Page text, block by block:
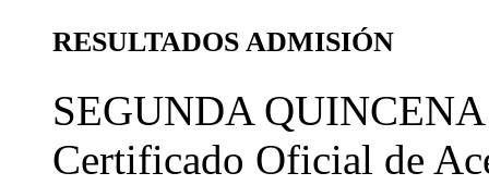
RESULTADOS ADMISIÓN
SEGUNDA
Certificado Oficial de